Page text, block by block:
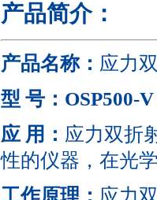
产品简介：
产品名称： 应力
型 号：OSP500-V
应 用： 应力双折
性的仪器，在光
工作原理： 应力